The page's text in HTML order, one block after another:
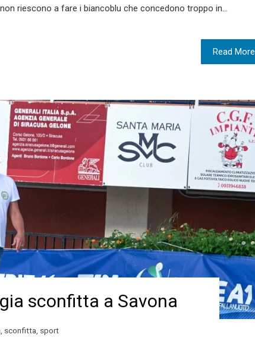
riescono a fare i biancoblu che concedono troppo in…
Read More
sconfitta a Savona
, sconfitta, sport